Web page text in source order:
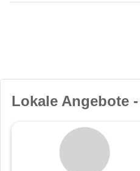
Lokale Angebote